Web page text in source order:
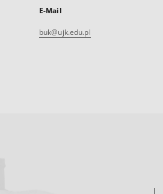
E-Mail
buk@ujk.edu.pl